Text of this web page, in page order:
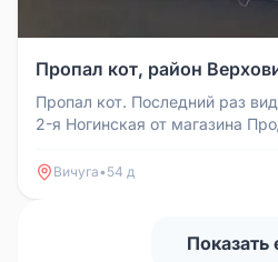
Пропал кот, район
Пропал кот. Последний раз
2-я Ногинская от магазина
Вичуга• 54 д
Показать